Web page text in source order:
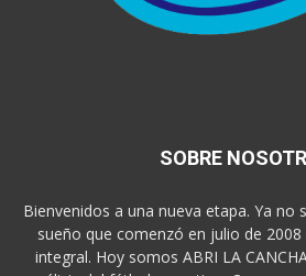
SOBRE
Bienvenidos a una nueva etapa. Ya no
sueño que comenzó en julio de
integral. Hoy somos ABRI LA